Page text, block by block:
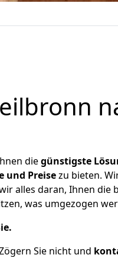
diegünstigste
und Preisezu bieten.
alles daran, Ihnen die
was umgezogen
Sie nicht und